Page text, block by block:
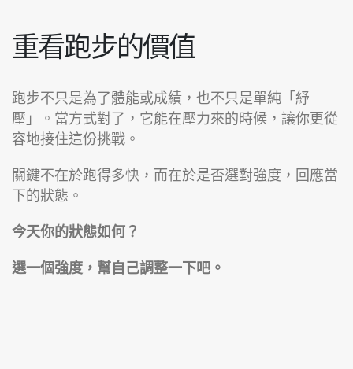
重看跑步的價值
跑步不只是為了體能或成績，也不只是單純「紓
壓」。當方式對了，它能在壓力來的時候，讓你更從
容地接住這份挑戰。
關鍵不在於跑得多快，而在於是否選對強度，回應當
下的狀態。
今天你的狀態如何？
選一個強度，幫自己調整一下吧。